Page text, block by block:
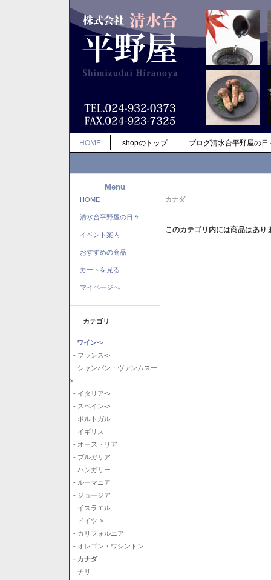
HOME shopのトップ ブログ清水台平野屋の日
Menu
HOME
清水台平野屋の日々
イベント案内
おすすめの商品
カートを見る
マイページへ
カテゴリ
ワイン->
- フランス->
- シャンパン・ヴァンムスー-
>
- イタリア->
- スペイン->
- ポルトガル
- イギリス
- オーストリア
- ブルガリア
- ハンガリー
- ルーマニア
- ジョージア
- イスラエル
- ドイツ->
- カリフォルニア
- オレゴン・ワシントン
- カナダ
- チリ
カナダ
このカテゴリ内には商品はあり